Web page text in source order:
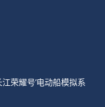
荣耀号’电动船模拟系